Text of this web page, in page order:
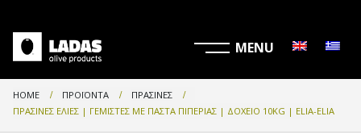
HOME ΠΡΟΪΌΝΤΑ
ΠΡΆΣΙΝΕΣ
ΠΡΆΣΙΝΕΣ ΕΛΙΈΣ | ΓΕΜΙΣΤΈΣ ΜΕ ΠΆΣΤΑ ΠΙΠΕΡΙΆΣ | ΔΟΧΕΊΟ 10KG | ELIA-ELIA